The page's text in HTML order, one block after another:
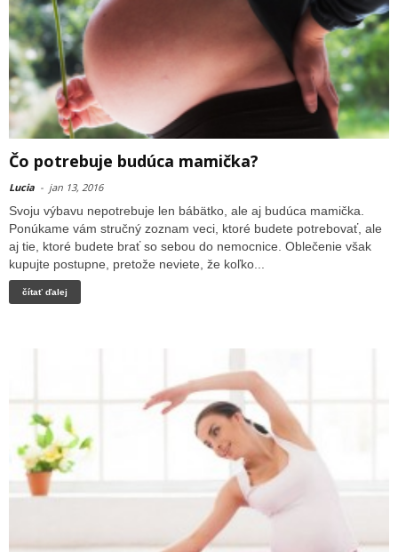
Čo potrebuje budúca mamička?
Lucia - jan 13, 2016
Svoju výbavu nepotrebuje len bábätko, ale aj budúca mamička.
Ponúkame vám stručný zoznam veci, ktoré budete potrebovať, ale
aj tie, ktoré budete brať so sebou do nemocnice. Oblečenie však
kupujte postupne, pretože neviete, že koľko...
čítať ďalej